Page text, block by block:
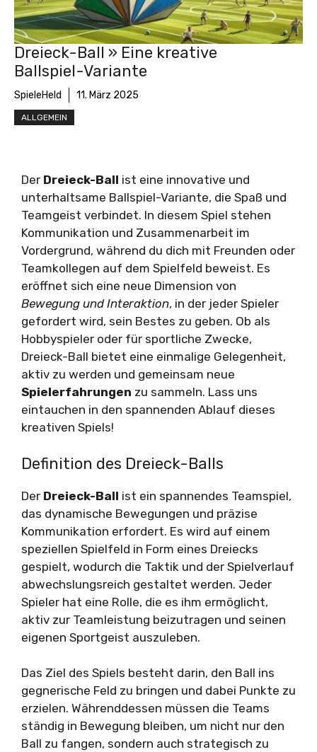
Dreieck-Ball » Eine kreative
Ballspiel-Variante
SpieleHeld 11. März 2025
ALLGEMEIN
Der Dreieck-Ball ist eine innovative und
unterhaltsame Ballspiel-Variante, die Spaß und
Teamgeist verbindet. In diesem Spiel stehen
Kommunikation und Zusammenarbeit im
Vordergrund, während du dich mit Freunden oder
Teamkollegen auf dem Spielfeld beweist. Es
eröffnet sich eine neue Dimension von
Bewegung und Interaktion, in der jeder Spieler
gefordert wird, sein Bestes zu geben. Ob als
Hobbyspieler oder für sportliche Zwecke,
Dreieck-Ball bietet eine einmalige Gelegenheit,
aktiv zu werden und gemeinsam neue
Spielerfahrungen zu sammeln. Lass uns
eintauchen in den spannenden Ablauf dieses
kreativen Spiels!
Definition des Dreieck-Balls
Der Dreieck-Ball ist ein spannendes Teamspiel,
das dynamische Bewegungen und präzise
Kommunikation erfordert. Es wird auf einem
speziellen Spielfeld in Form eines Dreiecks
gespielt, wodurch die Taktik und der Spielverlauf
abwechslungsreich gestaltet werden. Jeder
Spieler hat eine Rolle, die es ihm ermöglicht,
aktiv zur Teamleistung beizutragen und seinen
eigenen Sportgeist auszuleben.
Das Ziel des Spiels besteht darin, den Ball ins
gegnerische Feld zu bringen und dabei Punkte zu
erzielen. Währenddessen müssen die Teams
ständig in Bewegung bleiben, um nicht nur den
Ball zu fangen, sondern auch strategisch zu